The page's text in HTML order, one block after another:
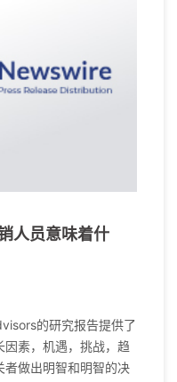
人员意味着什
的研究报告提供了
素，机遇，挑战，趋
者做出明智和明智的决